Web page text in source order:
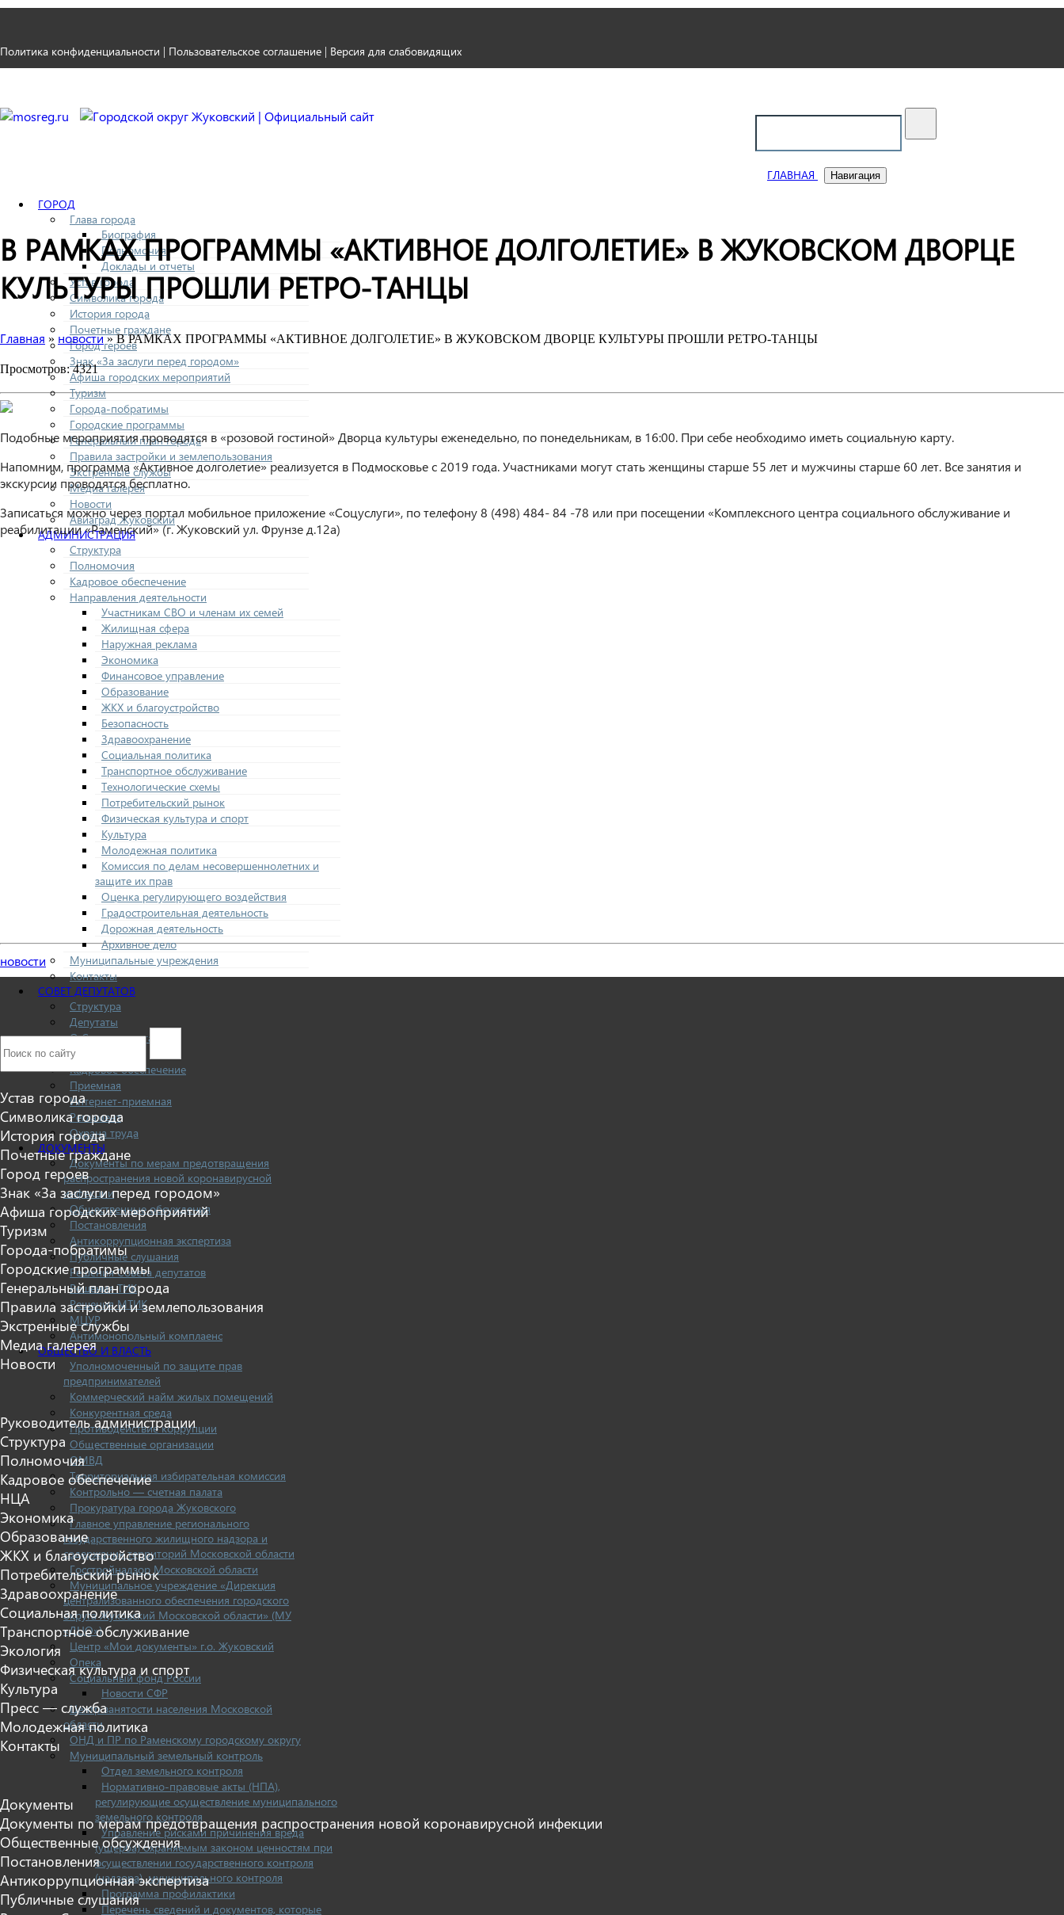
Политика конфиденциальности | Пользовательское соглашение | Версия для слабовидящих
ГЛАВНАЯ Навигация
ГОРОД
Глава города
Биография
Полномочия
Доклады и отчеты
Устав города
Символика города
История города
Почетные граждане
Город героев
Знак «За заслуги перед городом»
Афиша городских мероприятий
Туризм
Города-побратимы
Городские программы
Генеральный план города
Правила застройки и землепользования
Экстренные службы
Медиа галерея
Новости
Авиаград Жуковский
АДМИНИСТРАЦИЯ
Структура
Полномочия
Кадровое обеспечение
Направления деятельности
Участникам СВО и членам их семей
Жилищная сфера
Наружная реклама
Экономика
Финансовое управление
Образование
ЖКХ и благоустройство
Безопасность
Здравоохранение
Социальная политика
Транспортное обслуживание
Технологические схемы
Потребительский рынок
Физическая культура и спорт
Культура
Молодежная политика
Комиссия по делам несовершеннолетних и
защите их прав
Оценка регулирующего воздействия
Градостроительная деятельность
Дорожная деятельность
Архивное дело
Муниципальные учреждения
Контакты
СОВЕТ ДЕПУТАТОВ
Структура
Депутаты
О Совете депутатов
Комиссии
Кадровое обеспечение
Приемная
Интернет-приемная
Регламент
Охрана труда
ДОКУМЕНТЫ
Документы по мерам предотвращения
распространения новой коронавирусной
инфекции
Общественные обсуждения
Постановления
Антикоррупционная экспертиза
Публичные слушания
Решения Совета депутатов
Решения ТИК
Решения МТИК
МЦУР
Антимонопольный комплаенс
ОБЩЕСТВО И ВЛАСТЬ
Уполномоченный по защите прав
предпринимателей
Коммерческий найм жилых помещений
Конкурентная среда
Противодействие коррупции
Общественные организации
ОМВД
Территориальная избирательная комиссия
Контрольно — счетная палата
Прокуратура города Жуковского
Главное управление регионального
государственного жилищного надзора и
содержания территорий Московской области
Госстройнадзор Московской области
Муниципальное учреждение «Дирекция
централизованного обеспечения городского
округа Жуковский Московской области» (МУ
«ДЦО»)
Центр «Мои документы» г.о. Жуковский
Опека
Социальный фонд России
Новости СФР
Центр занятости населения Московской
области
ОНД и ПР по Раменскому городскому округу
Муниципальный земельный контроль
Отдел земельного контроля
Нормативно-правовые акты (НПА),
регулирующие осуществление муниципального
земельного контроля
Управление рисками причинения вреда
(ущерба) охраняемым законом ценностям при
осуществлении государственного контроля
(надзора), муниципального контроля
Программа профилактики
Перечень сведений и документов, которые
В РАМКАХ ПРОГРАММЫ «АКТИВНОЕ ДОЛГОЛЕТИЕ» В ЖУКОВСКОМ ДВОРЦЕ
КУЛЬТУРЫ ПРОШЛИ РЕТРО-ТАНЦЫ
Главная » новости» В РАМКАХ ПРОГРАММЫ «АКТИВНОЕ ДОЛГОЛЕТИЕ» В ЖУКОВСКОМ ДВОРЦЕ КУЛЬТУРЫ ПРОШЛИ РЕТРО-ТАНЦЫ
Просмотров: 4321
Подобные мероприятия проводятся в «розовой гостиной» Дворца культуры еженедельно, по понедельникам, в 16:00. При себе необходимо иметь социальную карту.
Напомним, программа «Активное долголетие» реализуется в Подмосковье с 2019 года. Участниками могут стать женщины старше 55 лет и мужчины старше 60 лет. Все занятия и
экскурсии проводятся бесплатно.
Записаться можно через портал мобильное приложение «Соцуслуги», по телефону 8 (498) 484- 84 -78 или при посещении «Комплексного центра социального обслуживание и
реабилитации «Раменский» (г. Жуковский ул. Фрунзе д.12а)
новости
Устав города
Символика города
История города
Почетные граждане
Город героев
Знак «За заслуги перед городом»
Афиша городских мероприятий
Туризм
Города-побратимы
Городские программы
Генеральный план города
Правила застройки и землепользования
Экстренные службы
Медиа галерея
Новости
Руководитель администрации
Структура
Полномочия
Кадровое обеспечение
НЦА
Экономика
Образование
ЖКХ и благоустройство
Потребительский рынок
Здравоохранение
Социальная политика
Транспортное обслуживание
Экология
Физическая культура и спорт
Культура
Пресс — служба
Молодежная политика
Контакты
Документы
Документы по мерам предотвращения распространения новой коронавирусной инфекции
Общественные обсуждения
Постановления
Антикоррупционная экспертиза
Публичные слушания